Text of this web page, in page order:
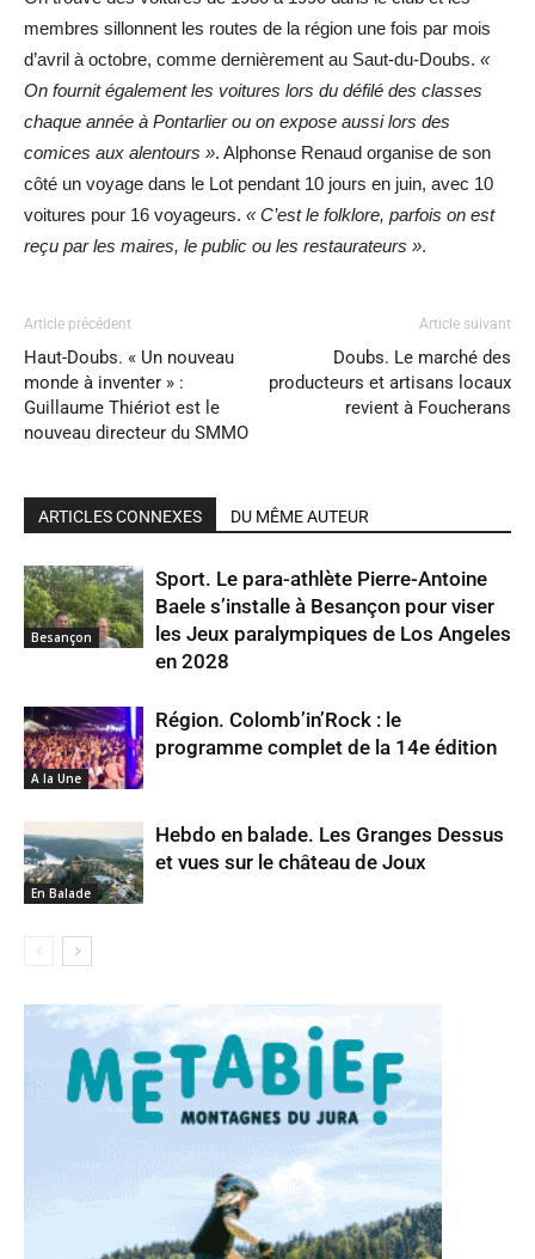
membres sillonnent les routes de la région une fois par mois
d’avril à octobre, comme dernièrement au Saut-du-Doubs. «
On fournit également les voitures lors du défilé des classes
chaque année à Pontarlier ou on expose aussi lors des
comices aux alentours ». Alphonse Renaud organise de son
côté un voyage dans le Lot pendant 10 jours en juin, avec 10
voitures pour 16 voyageurs. « C’est le folklore, parfois on est
reçu par les maires, le public ou les restaurateurs ».
Article précédent
Haut-Doubs. « Un nouveau
monde à inventer » :
Guillaume Thiériot est le
nouveau directeur du SMMO
Article suivant
Doubs. Le marché des
producteurs et artisans locaux
revient à Foucherans
ARTICLES CONNEXES DU MÊME AUTEUR
Besançon
Sport. Le para-athlète Pierre-Antoine
Baele s’installe à Besançon pour viser
les Jeux paralympiques de Los Angeles
en 2028
A la Une
Région. Colomb’in’Rock : le
programme complet de la 14e édition
En Balade
Hebdo en balade. Les Granges Dessus
et vues sur le château de Joux